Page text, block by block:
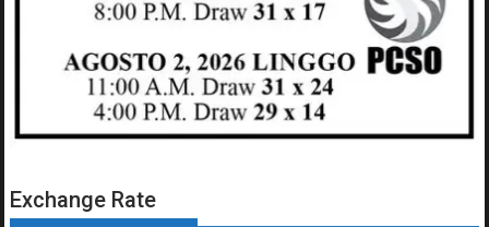
Exchange Rate